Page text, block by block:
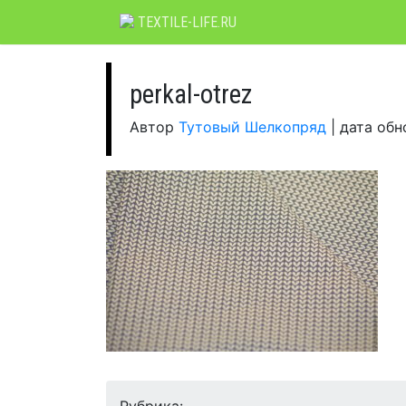
TEXTILE-LIFE.RU
perkal-otrez
Автор Тутовый Шелкопряд дата